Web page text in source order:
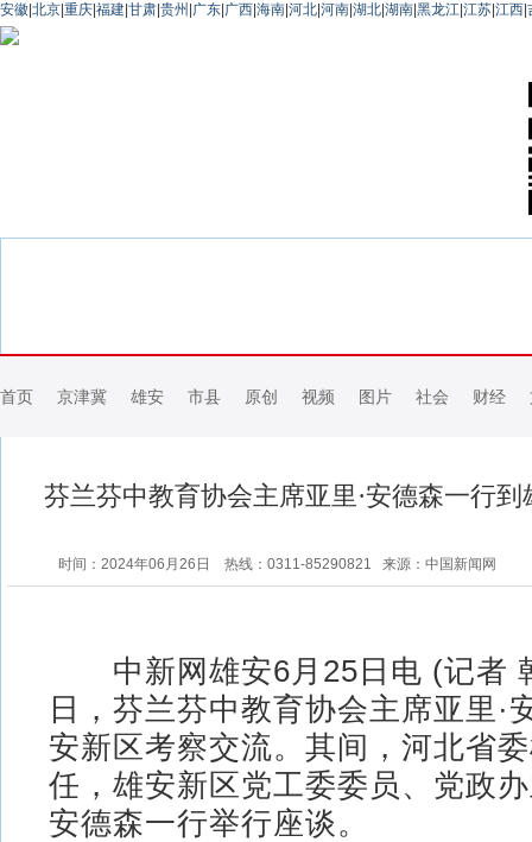
安徽 北京 重庆 福建 甘肃 贵州 广东 广西 海南 河北 河南 湖北 湖南 黑龙江 江苏 江西
首页 京津冀 雄安 市县 原创 视频 图片 社会 财经
芬兰芬中教育协会主席亚里·安德森一行
时间：2024年06月26日 热线：0311-85290821 来源：中国新闻网
中新网雄安6月25日电 (记者
日，芬兰芬中教育协会主席亚里·
安新区考察交流。其间，河北省
任，雄安新区党工委委员、党政
安德森一行举行座谈。